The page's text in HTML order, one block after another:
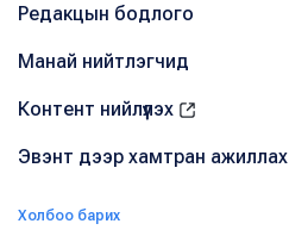
Редакцын бодлого
Манай нийтлэгчид
Контент нийлүүлэх
Эвэнт дээр хамтран ажиллах
Холбоо барих